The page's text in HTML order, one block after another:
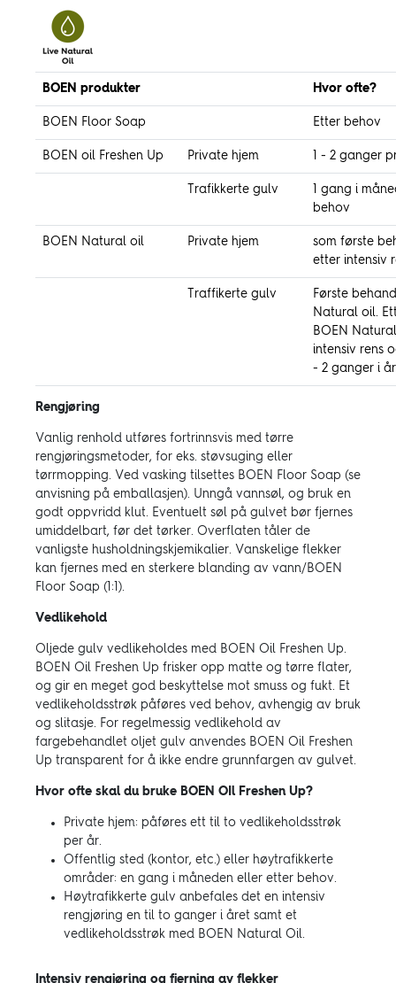
BOEN produkter Hvor ofte?
BOEN Floor Soap Etter behov
BOEN oil Freshen Up Private hjem 1 - 2 ganger
Trafikkerte gulv
1 gang i
behov
BOEN Natural oil Private hjem
som første
etter intensiv
Traffikerte gulv
Første
Natural oil.
BOEN
intensiv rens
- 2 ganger i
Rengjøring
Vanlig renhold utføres fortrinnsvis med tørre
rengjøringsmetoder, for eks. støvsuging eller
tørrmopping. Ved vasking tilsettes BOEN Floor Soap (se
anvisning på emballasjen). Unngå vannsøl, og bruk en
godt oppvridd klut. Eventuelt søl på gulvet bør fjernes
umiddelbart, før det tørker. Overflaten tåler de
vanligste husholdningskjemikalier. Vanskelige flekker
kan fjernes med en sterkere blanding av vann/BOEN
Floor Soap (1:1).
Vedlikehold
Oljede gulv vedlikeholdes med BOEN Oil Freshen Up.
BOEN Oil Freshen Up frisker opp matte og tørre flater,
og gir en meget god beskyttelse mot smuss og fukt. Et
vedlikeholdsstrøk påføres ved behov, avhengig av bruk
og slitasje. For regelmessig vedlikehold av
fargebehandlet oljet gulv anvendes BOEN Oil Freshen
Up transparent for å ikke endre grunnfargen av gulvet.
Hvor ofte skal du bruke BOEN OIl Freshen Up?
Private hjem: påføres ett til to vedlikeholdsstrøk
per år.
Offentlig sted (kontor, etc.) eller høytrafikkerte
områder: en gang i måneden eller etter behov.
Høytrafikkerte gulv anbefales det en intensiv
rengjøring en til to ganger i året samt et
vedlikeholdsstrøk med BOEN Natural Oil.
Intensiv rengjøring og fjerning av flekker